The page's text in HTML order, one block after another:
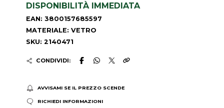
DISPONIBILITÀ IMMEDIATA
EAN: 3800157685597
MATERIALE: VETRO
SKU: 2140471
CONDIVIDI:
AVVISAMI SE IL PREZZO SCENDE
RICHIEDI INFORMAZIONI